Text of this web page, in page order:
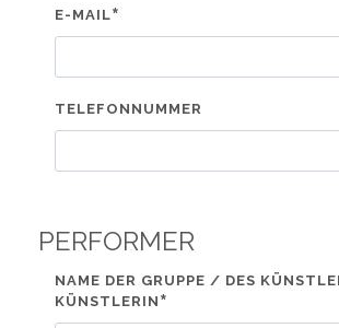
E-MAIL*
TELEFONNUMMER
PERFORMER
NAME DER GRUPPE / DES
KÜNSTLERIN *